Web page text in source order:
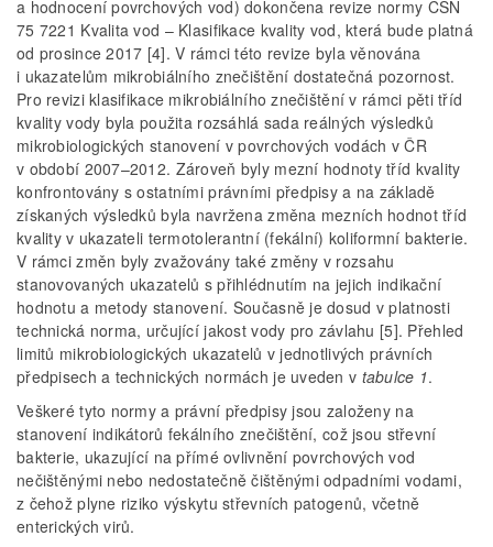
a hodnocení povrchových vod) dokončena revize normy ČSN
75 7221 Kvalita vod – Klasifikace kvality vod, která bude platná
od prosince 2017 [4]. V rámci této revize byla věnována
i ukazatelům mikrobiálního znečištění dostatečná pozornost.
Pro revizi klasifikace mikrobiálního znečištění v rámci pěti tříd
kvality vody byla použita rozsáhlá sada reálných výsledků
mikrobiologických stanovení v povrchových vodách v ČR
v období 2007–2012. Zároveň byly mezní hodnoty tříd kvality
konfrontovány s ostatními právními předpisy a na základě
získaných výsledků byla navržena změna mezních hodnot tříd
kvality v ukazateli termotolerantní (fekální) koliformní bakterie.
V rámci změn byly zvažovány také změny v rozsahu
stanovovaných ukazatelů s přihlédnutím na jejich indikační
hodnotu a metody stanovení. Současně je dosud v platnosti
technická norma, určující jakost vody pro závlahu [5]. Přehled
limitů mikrobiologických ukazatelů v jednotlivých právních
předpisech a technických normách je uveden v tabulce 1.
Veškeré tyto normy a právní předpisy jsou založeny na
stanovení indikátorů fekálního znečištění, což jsou střevní
bakterie, ukazující na přímé ovlivnění povrchových vod
nečištěnými nebo nedostatečně čištěnými odpadními vodami,
z čehož plyne riziko výskytu střevních patogenů, včetně
enterických virů.